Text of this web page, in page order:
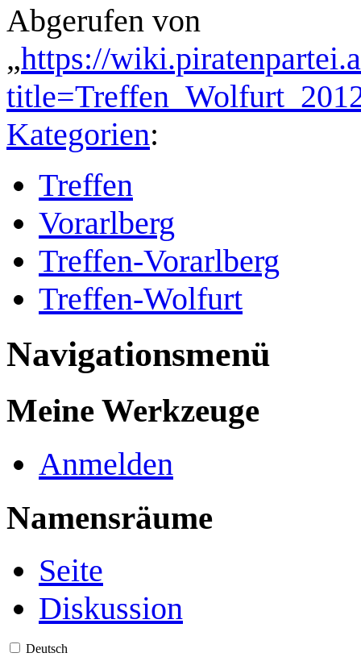
Abgerufen von
„https://
Kategorien:
Treffen
Vorarlberg
Treffen-Vorarlberg
Treffen-Wolfurt
Navigationsmenü
Meine Werkzeuge
Anmelden
Namensräume
Seite
Diskussion
Deutsch